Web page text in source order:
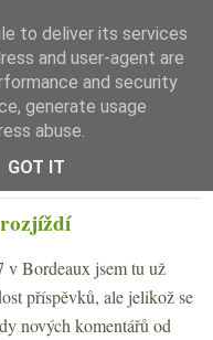
v Bordeaux jsem tu už
příspěvků, ale jelikož se
nových komentářů od
to deliver its services
and user-agent are
and security
generate usage
abuse.
GOT IT